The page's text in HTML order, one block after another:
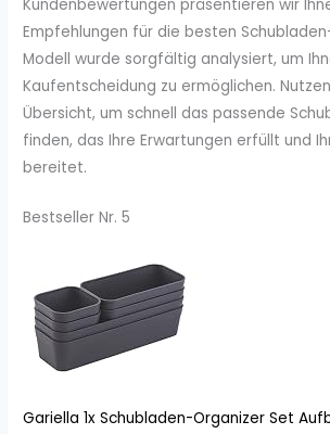
Kundenbewertungen präsentieren wir
Empfehlungen für die besten
Modell wurde sorgfältig analysiert, um
Kaufentscheidung zu ermöglichen.
Übersicht, um schnell das passende
finden, das Ihre Erwartungen erfüllt und
bereitet.
Bestseller Nr. 5
Gariella 1x Schubladen-Organizer Set